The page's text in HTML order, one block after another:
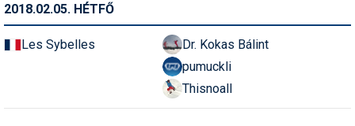
Síbérletárak
Síbörze
2018.02.05. HÉTFŐ
Les Sybelles
Dr. Kokas Bálint
pumuckli
Thisnoall